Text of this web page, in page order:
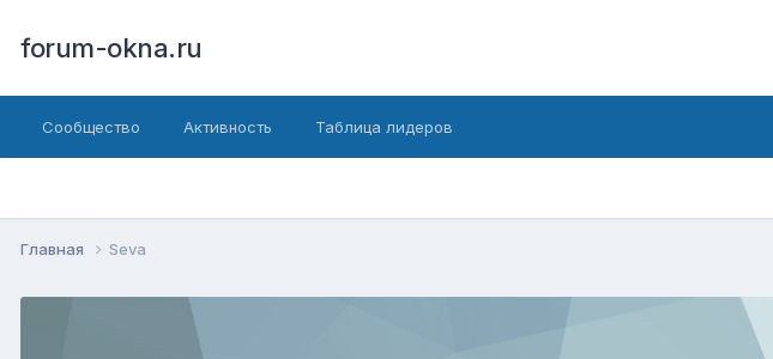
forum-okna.ru
Сообщество Активность Таблица лидеров
Главная Seva